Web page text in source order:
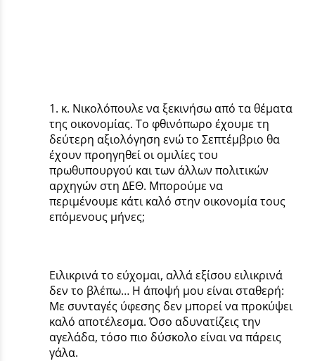
1. κ. Νικολόπουλε να ξεκινήσω από τα θέματα
της οικονομίας. Το φθινόπωρο έχουμε τη
δεύτερη αξιολόγηση ενώ το Σεπτέμβριο θα
έχουν προηγηθεί οι ομιλίες του
πρωθυπουργού και των άλλων πολιτικών
αρχηγών στη ΔΕΘ. Μπορούμε να
περιμένουμε κάτι καλό στην οικονομία τους
επόμενους μήνες;
Ειλικρινά το εύχομαι, αλλά εξίσου ειλικρινά
δεν το βλέπω… Η άποψή μου είναι σταθερή:
Με συνταγές ύφεσης δεν μπορεί να προκύψει
καλό αποτέλεσμα. Όσο αδυνατίζεις την
αγελάδα, τόσο πιο δύσκολο είναι να πάρεις
γάλα.